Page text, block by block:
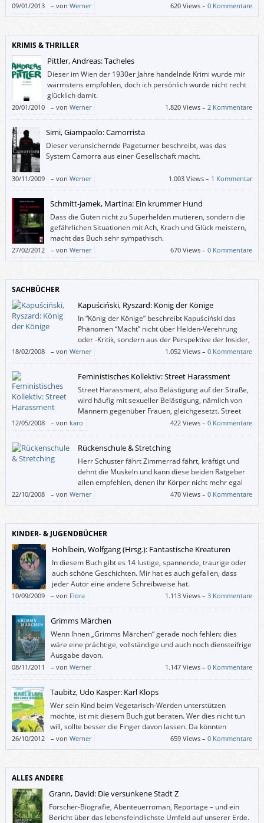
09/01/2013 – von Werner 620 Views –0 Kommentare
KRIMIS & THRILLER
Pittler, Andreas: Tacheles
Dieser im Wien der 1930er Jahre handelnde Krimi wurde mir
wärmstens empfohlen, doch ich persönlich wurde nicht recht
glücklich damit.
20/01/2010 – von Werner 1.820 Views – 2 Kommentare
Simi, Giampaolo: Camorrista
Dieser verunsichernde Pageturner beschreibt, was das
System Camorra aus einer Gesellschaft macht.
30/11/2009 – von Werner 1.003 Views – 1 Kommentar
Schmitt-Jamek, Martina: Ein krummer Hund
Dass die Guten nicht zu Superhelden mutieren, sondern die
gefährlichen Situationen mit Ach, Krach und Glück meistern,
macht das Buch sehr sympathisch.
27/02/2012 – von Werner 670 Views –0 Kommentare
SACHBÜCHER
Kapuściński, Ryszard: König der Könige
In “König der Könige” beschreibt Kapuściński das
Phänomen “Macht” nicht über Helden-Verehrung
oder -Kritik, sondern aus der Perspektive der Insider,
der Würdenträger, Spitzel und Helfershelfer, die
voller Angst und Stolz einem absoluten Herrscher gedient haben.
18/02/2008 – von Werner 1.052 Views –0 Kommentare
Feministisches Kollektiv: Street Harassment
Street Harassment, also Belästigung auf der Straße,
wird häufig mit sexueller Belästigung, nämlich von
Männern gegenüber Frauen, gleichgesetzt. Street
Harassment ist aber ein viel komplexeres
Phänomen. Zum einen betrifft es die unterschiedlichsten Personen wie
MigrantInnen, Menschen mit Behinderung, Lesben, Schwule, Frauen oder
kulturelle (Rand-)Gruppen.
12/05/2008 – von karo 422 Views –0 Kommentare
Rückenschule & Stretching
Herr Schuster fährt Zimmerrad fährt, kräftigt und
dehnt die Muskeln und kann diese beiden Ratgeber
allen empfehlen, denen ihr Körper nicht mehr egal
ist.
22/10/2008 – von Werner 470 Views –0 Kommentare
KINDER- & JUGENDBÜCHER
Hohlbein, Wolfgang (Hrsg.): Fantastische Kreaturen
In diesem Buch gibt es 14 lustige, spannende, traurige oder
auch schöne Geschichten. Mir hat es auch gefallen, dass
jeder Autor eine andere Schreibweise hat.
10/09/2009 – von Flora 1.113 Views –3 Kommentare
Grimms Märchen
Wenn Ihnen „Grimms Märchen“ gerade noch fehlen: dies
wäre eine prächtige, vollständige und auch noch diensteifrige
Ausgabe davon.
08/11/2011 – von Werner 1.147 Views –0 Kommentare
Taubitz, Udo Kasper: Karl Klops
Wer sein Kind beim Vegetarisch-Werden unterstützen
möchte, ist mit diesem Buch gut beraten. Wer dies nicht tun
will, sollte besser die Finger davon lassen. Da könnten
Weltbilder nachhaltig erschüttert werden.
26/10/2012 – von Werner 659 Views –0 Kommentare
ALLES ANDERE
Grann, David: Die versunkene Stadt Z
Forscher-Biografie, Abenteuerroman, Reportage – und ein
Bericht über das lebensfeindlichste Umfeld auf unserer Erde.